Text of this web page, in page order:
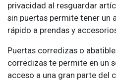
privacidad al resguardar
sin puertas permite tener un
rápido a prendas y
Puertas corredizas o
corredizas te permite en un
acceso a una gran parte del